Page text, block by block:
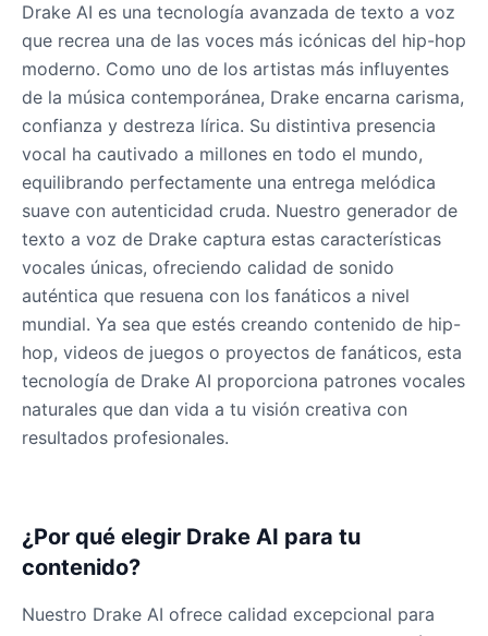
Emma Waston
Female @GamingPro365
Gavin Newsom
Male @KingArthur
Ice Spice
Female @KingArthur
Jack Black
Male @EchoVector
Jacksepticeye
Jake Paul
Drake AI es una tecnología avanzada de texto a voz
que recrea una de las voces más icónicas del hip-hop
moderno. Como uno de los artistas más influyentes
de la música contemporánea, Drake encarna carisma,
confianza y destreza lírica. Su distintiva presencia
vocal ha cautivado a millones en todo el mundo,
equilibrando perfectamente una entrega melódica
suave con autenticidad cruda. Nuestro generador de
texto a voz de Drake captura estas características
vocales únicas, ofreciendo calidad de sonido
auténtica que resuena con los fanáticos a nivel
mundial. Ya sea que estés creando contenido de hip-
hop, videos de juegos o proyectos de fanáticos, esta
tecnología de Drake AI proporciona patrones vocales
naturales que dan vida a tu visión creativa con
resultados profesionales.
¿Por qué elegir Drake AI para tu
contenido?
Nuestro Drake AI ofrece calidad excepcional para